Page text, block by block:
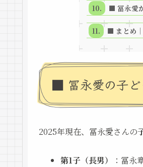
■ 冨永愛
■ まとめ
■ 冨永愛の子ど
2025年現在、冨永愛さんの
第1子（長男）
：冨永